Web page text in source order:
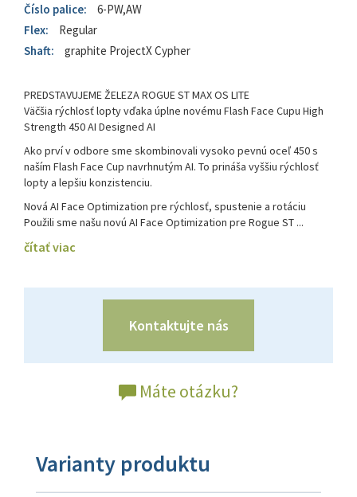
Číslo palice:
6-PW,AW
Flex:
Regular
Shaft:
graphite ProjectX Cypher
PREDSTAVUJEME ŽELEZA ROGUE ST MAX OS LITE
Väčšia rýchlosť lopty vďaka úplne novému Flash Face Cupu High
Strength 450 AI Designed AI
Ako prví v odbore sme skombinovali vysoko pevnú oceľ 450 s
naším Flash Face Cup navrhnutým AI. To prináša vyššiu rýchlosť
lopty a lepšiu konzistenciu.
Nová AI Face Optimization pre rýchlosť, spustenie a rotáciu
Použili sme našu novú AI Face Optimization pre Rogue ST ...
čítať viac
Kontaktujte nás
Máte otázku?
Varianty produktu